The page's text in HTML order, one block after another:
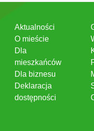
Aktualności
O mieście
Dla
mieszkańców
Dla biznesu
Deklaracja
dostępności